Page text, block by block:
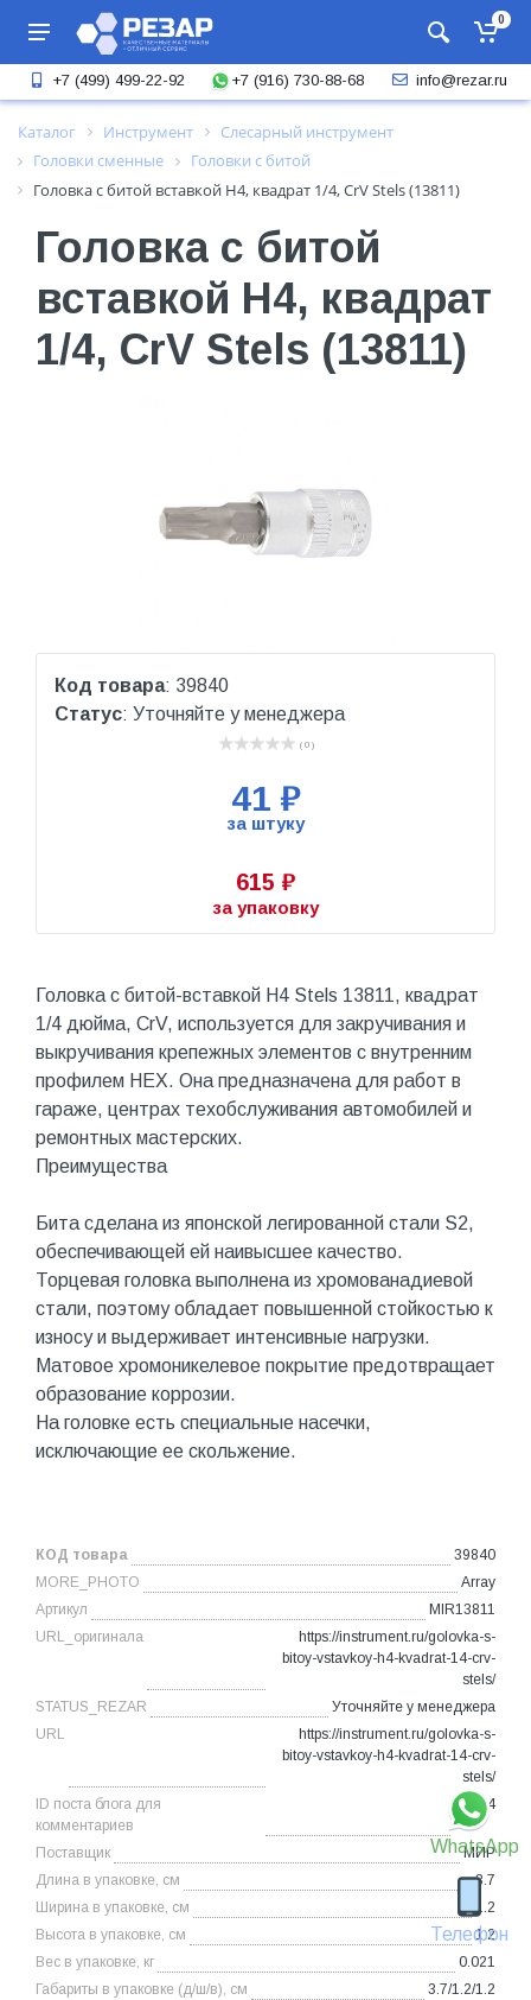
WhatsApp
Телефон
0
+7 (499) 499-22-92 +7 (916) 730-88-68 info@rezar.ru
Каталог Инструмент
Слесарный инструмент
Головки сменные
Головки с битой
Головка с битой вставкой H4, квадрат 1/4, CrV Stels (13811)
Головка с битой
вставкой H4, квадрат
1/4, CrV Stels (13811)
Код товара: 39840
Статус: Уточняйте у менеджера
( 0 )
41 ₽
за штуку
615 ₽
за упаковку
Головка с битой-вставкой H4 Stels 13811, квадрат
1/4 дюйма, CrV, используется для закручивания и
выкручивания крепежных элементов с внутренним
профилем HEX. Она предназначена для работ в
гараже, центрах техобслуживания автомобилей и
ремонтных мастерских.
Преимущества
Бита сделана из японской легированной стали S2,
обеспечивающей ей наивысшее качество.
Торцевая головка выполнена из хромованадиевой
стали, поэтому обладает повышенной стойкостью к
износу и выдерживает интенсивные нагрузки.
Матовое хромоникелевое покрытие предотвращает
образование коррозии.
На головке есть специальные насечки,
исключающие ее скольжение.
КОД товара
39840
MORE_PHOTO
Array
Артикул
MIR13811
URL_оригинала
https://instrument.ru/golovka-s-
bitoy-vstavkoy-h4-kvadrat-14-crv-
stels/
STATUS_REZAR
Уточняйте у менеджера
URL
https://instrument.ru/golovka-s-
bitoy-vstavkoy-h4-kvadrat-14-crv-
stels/
ID поста блога для
комментариев
78874
Поставщик
МИР
Длина в упаковке, см
3.7
Ширина в упаковке, см
1.2
Высота в упаковке, см
1.2
Вес в упаковке, кг
0.021
Габариты в упаковке (д/ш/в), см
3.7/1.2/1.2